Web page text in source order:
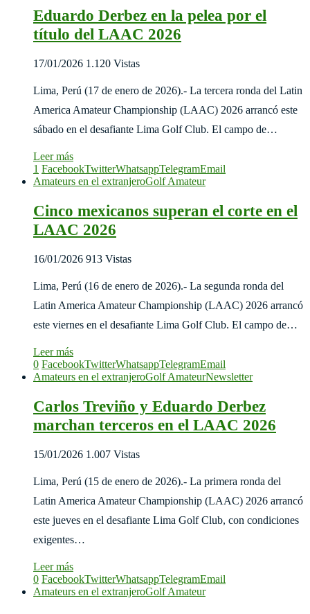
Eduardo Derbez en la pelea por el
título del LAAC 2026
17/01/2026 1.120 Vistas
Lima, Perú (17 de enero de 2026).- La tercera ronda del Latin
America Amateur Championship (LAAC) 2026 arrancó este
sábado en el desafiante Lima Golf Club. El campo de…
Leer más
1 FacebookTwitterWhatsappTelegramEmail
Amateurs en el extranjeroGolf Amateur
Cinco mexicanos superan el corte en el
LAAC 2026
16/01/2026 913 Vistas
Lima, Perú (16 de enero de 2026).- La segunda ronda del
Latin America Amateur Championship (LAAC) 2026 arrancó
este viernes en el desafiante Lima Golf Club. El campo de…
Leer más
0 FacebookTwitterWhatsappTelegramEmail
Amateurs en el extranjeroGolf AmateurNewsletter
Carlos Treviño y Eduardo Derbez
marchan terceros en el LAAC 2026
15/01/2026 1.007 Vistas
Lima, Perú (15 de enero de 2026).- La primera ronda del
Latin America Amateur Championship (LAAC) 2026 arrancó
este jueves en el desafiante Lima Golf Club, con condiciones
exigentes…
Leer más
0 FacebookTwitterWhatsappTelegramEmail
Amateurs en el extranjeroGolf Amateur